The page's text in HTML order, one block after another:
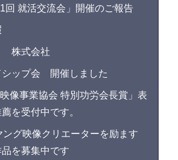
回 就活交流会」開催のご報告
株式会社
シップ会 開催しました
映像事業協会 特別功労会長賞」表
を受付中です。
グ映像クリエーターを励ます
を募集中です